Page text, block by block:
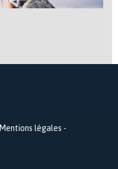
Mentions légales -